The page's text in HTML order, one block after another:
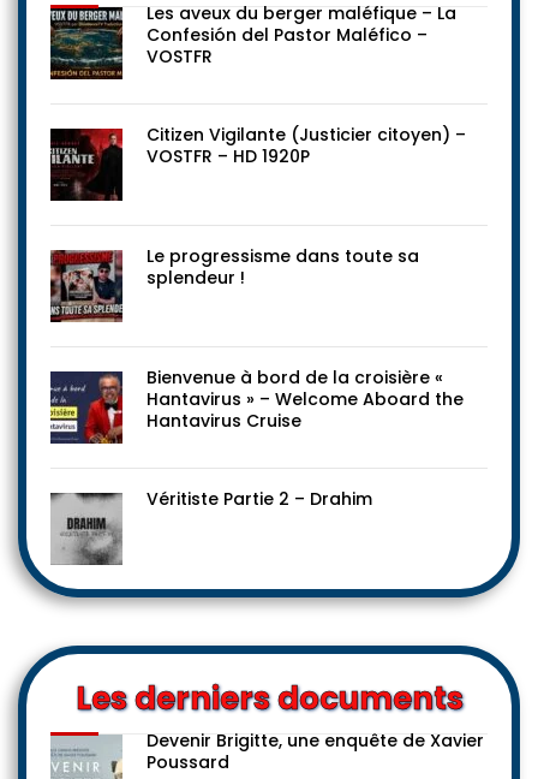
Les aveux du berger maléfique – La
Confesión del Pastor Maléfico –
VOSTFR
Citizen Vigilante (Justicier citoyen) –
VOSTFR – HD 1920P
Le progressisme dans toute sa
splendeur !
Bienvenue à bord de la croisière «
Hantavirus » – Welcome Aboard the
Hantavirus Cruise
Véritiste Partie 2 – Drahim
Les derniers documents
Devenir Brigitte, une enquête de Xavier
Poussard